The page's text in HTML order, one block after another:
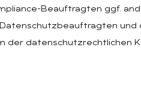
Beauftragten ggf.
und
der datenschutzrechtlichen